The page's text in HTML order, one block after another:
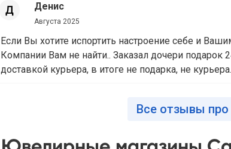
Денис
Августа 2025
Если Вы хотите испортить настроение себе и
Компании Вам не найти.. Заказал дочери подарок
доставкой курьера, в итоге не подарка, не
Все отзывы про